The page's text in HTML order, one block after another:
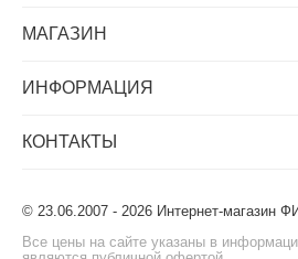
МАГАЗИН
ИНФОРМАЦИЯ
КОНТАКТЫ
© 23.06.2007 - 2026 Интернет-магазин
Все цены на сайте указаны в